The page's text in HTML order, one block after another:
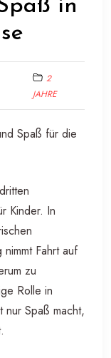
in
2
JAHRE
Spaß für die
Kinder. In
Fahrt auf
zu
Rolle in
Spaß macht,